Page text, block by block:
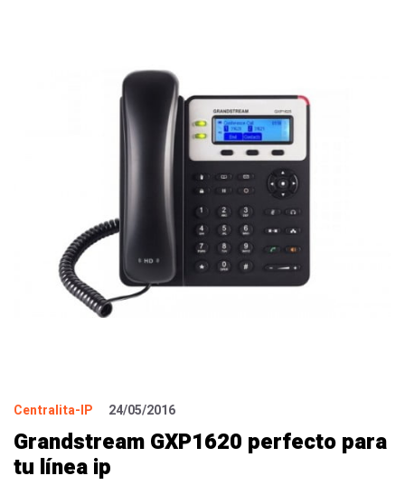
Centralita-IP 24/05/2016
Grandstream GXP1620 perfecto para
tu línea ip